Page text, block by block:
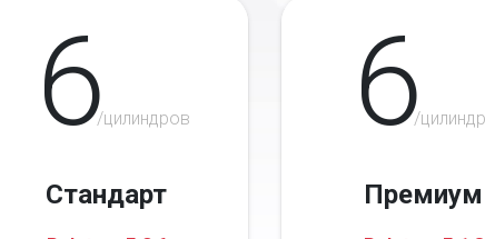
6/цилиндров
Стандарт
6/
Премиум